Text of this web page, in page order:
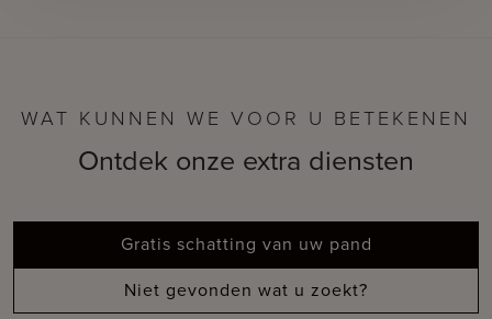
WAT KUNNEN WE VOOR U BETEKENEN
Ontdek onze extra diensten
Gratis schatting van uw pand
Niet gevonden wat u zoekt?